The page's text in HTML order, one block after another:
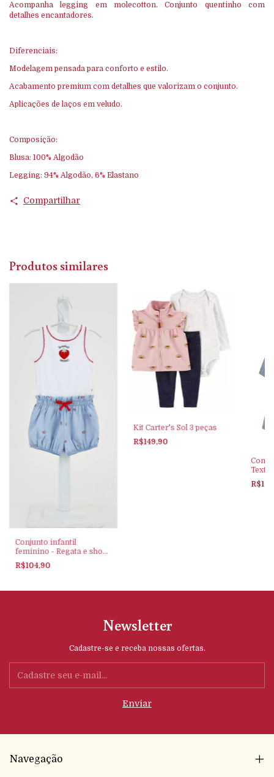
Acompanha legging em molecotton. Conjunto quentinho com
detalhes encantadores.
Diferenciais:
Modelagem pensada para conforto e estilo.
Acabamento premium com detalhes que valorizam o conjunto.
Aplicações de laços em veludo.
Composição:
Blusa: 100% Algodão
Legging: 94% Algodão, 6% Elastano
Compartilhar
Produtos similares
Conjunto infantil
feminino - Regata e short
somni - moranguinho
R$104,90
Kit Carter's Sol 3 peças
R$149,90
Newsletter
Cadastre-se e receba nossas ofertas.
Navegação